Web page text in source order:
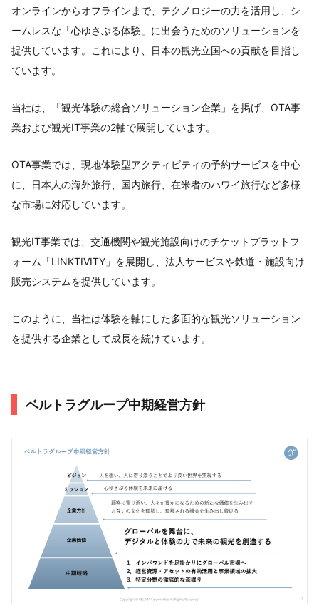
オンラインからオフラインまで、テクノロジーの力を活用し、シ
ームレスな「心ゆさぶる体験」に出会うためのソリューションを
提供しています。これにより、日本の観光立国への貢献を目指し
ています。
当社は、「観光体験の総合ソリューション企業」を掲げ、OTA事
業および観光IT事業の2軸で展開しています。
OTA事業では、現地体験型アクティビティの予約サービスを中心
に、日本人の海外旅行、国内旅行、在米者のハワイ旅行など多様
な市場に対応しています。
観光IT事業では、交通機関や観光施設向けのチケットプラットフ
ォーム「LINKTIVITY」を展開し、法人サービスや鉄道・施設向け
販売システムを提供しています。
このように、当社は体験を軸にした多面的な観光ソリューション
を提供する企業として成長を続けています。
ベルトラグループ中期経営方針